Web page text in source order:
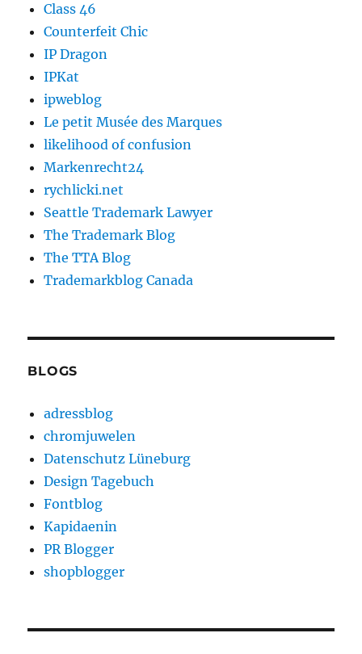
Class 46
Counterfeit Chic
IP Dragon
IPKat
ipweblog
Le petit Musée des Marques
likelihood of confusion
Markenrecht24
rychlicki.net
Seattle Trademark Lawyer
The Trademark Blog
The TTA Blog
Trademarkblog Canada
BLOGS
adressblog
chromjuwelen
Datenschutz Lüneburg
Design Tagebuch
Fontblog
Kapidaenin
PR Blogger
shopblogger